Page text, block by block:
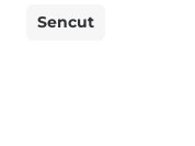
Sencut